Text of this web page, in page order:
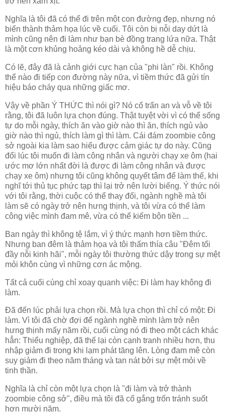
Nghĩa là tôi đã có thể đi trên một con đường đẹp, nhưng nó
biến thành thảm họa lúc về cuối. Tôi còn bị nỗi day dứt là
mình cũng nên đi làm như bạn bè đồng trang lứa nữa. Thật
là một cơn khủng hoảng kéo dài và không hề dễ chịu.
Có lẽ, đây đã là cảnh giới cực hạn của "phi làn" rồi. Không
thể nào đi tiếp con đường này nữa, vì tiềm thức đã gửi tín
hiệu báo cháy qua những giấc mơ.
Vậy về phần Ý THỨC thì nói gì? Nó cố trấn an và vỗ về tôi
rằng, tôi đã luôn lựa chọn đúng. Thật tuyệt vời vì có thể sống
tự do mỗi ngày, thích ăn vào giờ nào thì ăn, thích ngủ vào
giờ nào thì ngủ, thích làm gì thì làm. Cái đám zoombie công
sở ngoài kia làm sao hiểu được cảm giác tự do này. Cũng
đổi lúc tôi muốn đi làm công nhân và người chạy xe ôm (hai
ước mơ lớn nhất đời là được đi làm công nhân và được
chạy xe ôm) nhưng tôi cũng không quyết tâm để làm thế, khi
nghĩ tới thủ tục phức tạp thì lại trở nên lười biếng. Ý thức nói
với tôi rằng, thời cuộc có thể thay đổi, ngành nghề mà tôi
làm sẽ có ngày trở nên hưng thịnh, và tôi vừa có thể làm
công việc mình đam mê, vừa có thể kiếm bộn tiền ...
Ban ngày thì không tệ lắm, vì ý thức mạnh hơn tiềm thức.
Nhưng ban đêm là thảm họa và tôi thấm thía câu "Đêm tối
đầy nỗi kinh hãi", mỗi ngày tôi thường thức dậy trong sự mệt
mỏi khôn cùng vì những cơn ác mộng.
Tất cả cuối cùng chỉ xoay quanh việc: Đi làm hay không đi
làm.
Đã đến lúc phải lựa chọn rồi. Mà lựa chọn thì chỉ có một: Đi
làm. Vì tôi đã chờ đợi để ngành nghề mình làm trở nên
hưng thịnh mấy năm rồi, cuối cùng nó đi theo một cách khác
hẳn: Thiểu nghiệp, đã thế lại còn cạnh tranh nhiều hơn, thu
nhập giảm đi trong khi lạm phát tăng lên. Lòng đam mê còn
suy giảm đi theo năm tháng và tan nát bởi sự mệt mỏi về
tinh thần.
Nghĩa là chỉ còn một lựa chọn là "đi làm và trở thành
zoombie công sở", điều mà tôi đã cố gắng trốn tránh suốt
hơn mười năm.